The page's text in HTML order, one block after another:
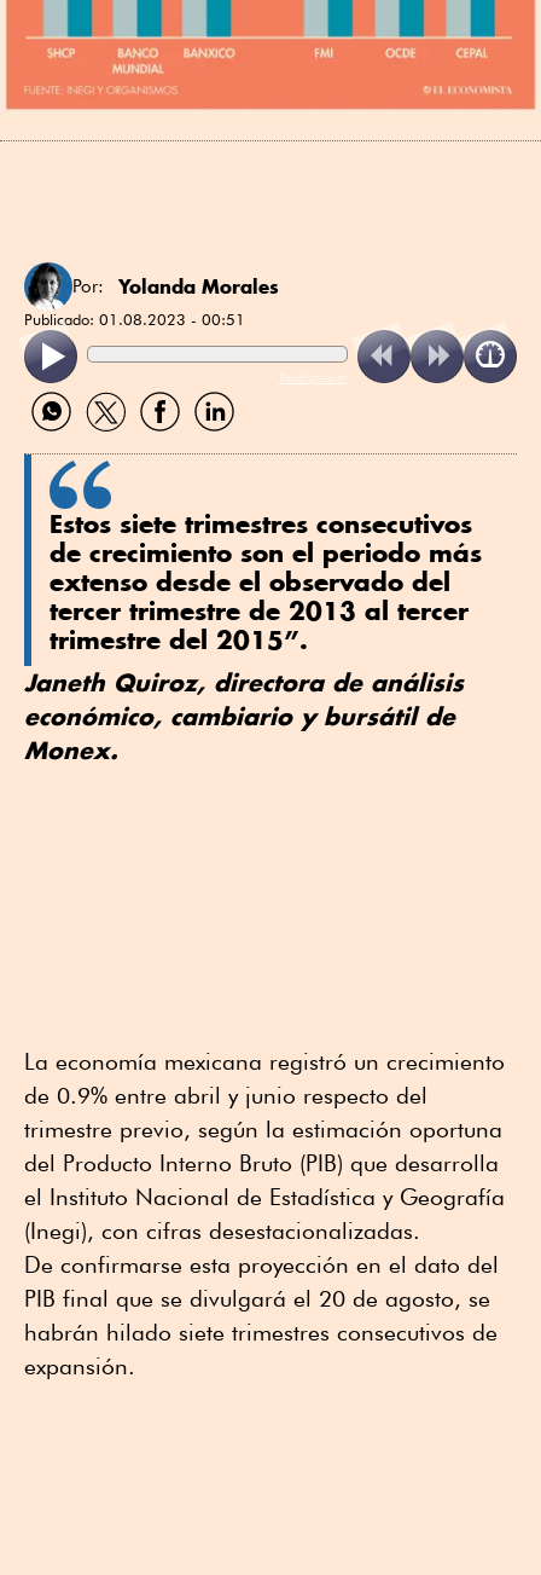
Por: Yolanda Morales
Publicado: 01.08.2023 - 00:51
ReadSpeaker
Compartir
por
Compartir
por
Compartir
por
Compartir
por
Estos siete trimestres consecutivos
de crecimiento son el periodo más
extenso desde el observado del
tercer trimestre de 2013 al tercer
trimestre del 2015”.
Janeth Quiroz, directora de análisis
económico, cambiario y bursátil de
Monex.
La economía mexicana registró un crecimiento
de 0.9% entre abril y junio respecto del
trimestre previo, según la estimación oportuna
del Producto Interno Bruto (PIB) que desarrolla
el Instituto Nacional de Estadística y Geografía
(Inegi), con cifras desestacionalizadas.
De confirmarse esta proyección en el dato del
PIB final que se divulgará el 20 de agosto, se
habrán hilado siete trimestres consecutivos de
expansión.